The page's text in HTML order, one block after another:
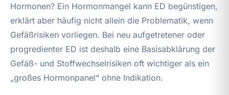
Hormonen? Ein Hormonmangel kann ED begünstigen,
erklärt aber häufig nicht allein die Problematik, wenn
Gefäßrisiken vorliegen. Bei neu aufgetretener oder
progredienter ED ist deshalb eine Basisabklärung der
Gefäß- und Stoffwechselrisiken oft wichtiger als ein
„großes Hormonpanel“ ohne Indikation.